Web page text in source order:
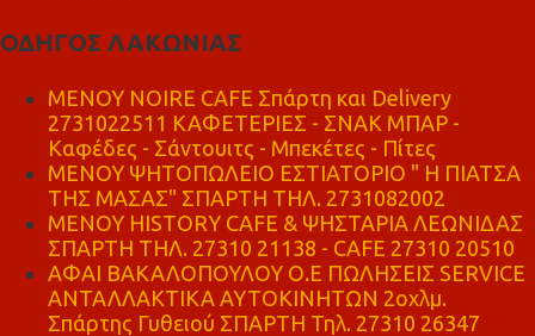
ΟΔΗΓΟΣ ΛΑΚΩΝΙΑΣ
MENOY NOIRE CAFE Σπάρτη και Delivery
2731022511 ΚΑΦΕΤΕΡΙΕΣ - ΣΝΑΚ ΜΠΑΡ -
Καφέδες - Σάντουιτς - Μπεκέτες - Πίτες
ΜΕΝΟΥ ΨΗΤΟΠΩΛΕΙΟ ΕΣΤΙΑΤΟΡΙΟ " Η ΠΙΑΤΣΑ
ΤΗΣ ΜΑΣΑΣ" ΣΠΑΡΤΗ ΤΗΛ. 2731082002
ΜΕΝΟΥ HISTORY CAFE & ΨΗΣΤΑΡΙΑ ΛΕΩΝΙΔΑΣ
ΣΠΑΡΤΗ ΤΗΛ. 27310 21138 - CAFE 27310 20510
ΑΦΑΙ ΒΑΚΑΛΟΠΟΥΛΟΥ Ο.Ε ΠΩΛΗΣΕΙΣ SERVICE
ΑΝΤΑΛΛΑΚΤΙΚΑ ΑΥΤΟΚΙΝΗΤΩΝ 2οχλμ.
Σπάρτης Γυθειού ΣΠΑΡΤΗ Τηλ. 27310 26347